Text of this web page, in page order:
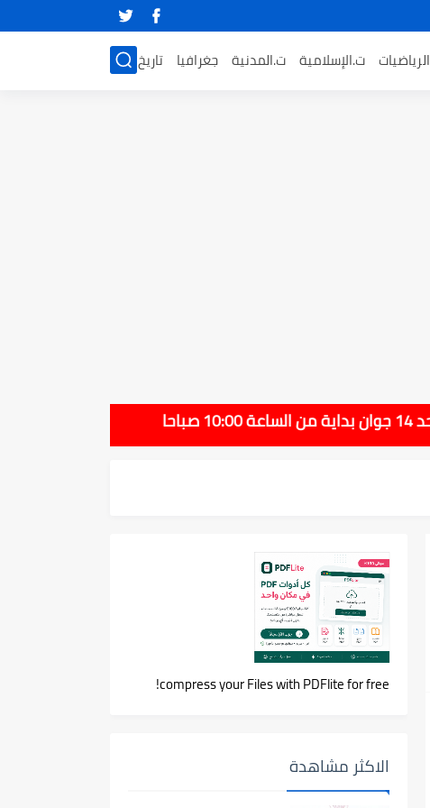
الرياضيات ت.الإسلامية ت.المدنية جغرافيا تاريخ
compress your Files with PDFlite for free!
الاكثر مشاهدة